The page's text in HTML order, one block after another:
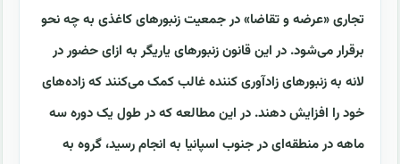
تجاری «عرضه و تقاضا» در جمعیت زنبورهای کاغذی به چه نحو
برقرار می‌شود. در این قانون زنبورهای یاریگر به ازای حضور در
لانه به زنبورهای زادآوری کننده غالب کمک می‌کنند که زاده‌های
خود را افزایش دهند. در این مطالعه که در طول یک دوره سه
ماهه در منطقه‌ای در جنوب اسپانیا به انجام رسید، گروه به